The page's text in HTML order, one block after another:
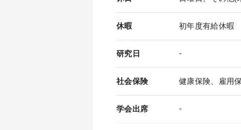
休暇 初年度有給休暇
研究日 -
社会保険 健康保険、雇用
学会出席 -